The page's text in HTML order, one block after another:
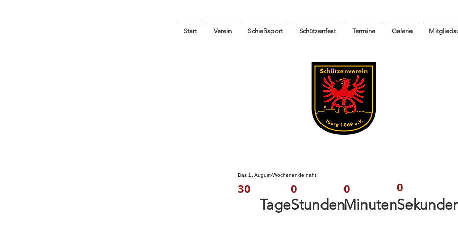
Start Verein Schießsport Schützenfest Termine Galerie
Das 1. August-Wochenende naht!
30
Tage
0
Stunden
0
Minuten
0